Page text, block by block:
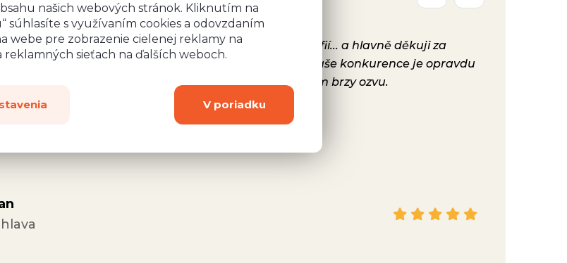
nadšený z vašeho rychlého jednání, ochoty, fotografií... a hlavně děkuji za
odpovědí. Váš přístup je zřejmě rarita, protože Vaše konkurence je opravdu
za Vámi. Moc děkuji za odpověď a rozhodně se Vám brzy ozvu.
našich webových stránok. Kliknutím na
súhlasíte s využívaním cookies a odovzdaním
webe pre zobrazenie cielenej reklamy na
reklamných sieťach na ďalších weboch.
V poriadku